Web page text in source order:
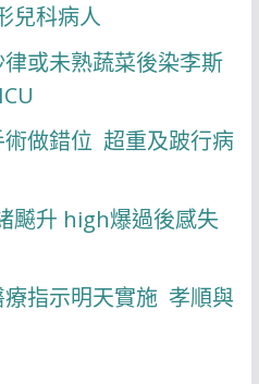
兒科病人
律或未熟蔬菜後染李斯
術做錯位 超重及跛行病
飇升 high爆過後感失
療指示明天實施 孝順與